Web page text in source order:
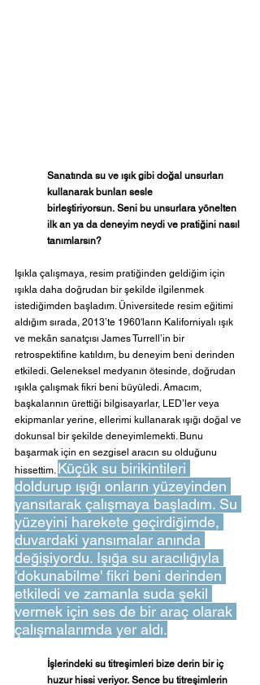
Sanatında su ve ışık gibi doğal unsurları
kullanarak bunları sesle
birleştiriyorsun. Seni bu unsurlara yönelten
ilk an ya da deneyim neydi ve pratiğini nasıl
tanımlarsın?
Işıkla çalışmaya, resim pratiğinden geldiğim için
ışıkla daha doğrudan bir şekilde ilgilenmek
istediğimden başladım. Üniversitede resim eğitimi
aldığım sırada, 2013’te 1960'ların Kaliforniyalı ışık
ve mekân sanatçısı James Turrell’in bir
retrospektifine katıldım, bu deneyim beni derinden
etkiledi. Geleneksel medyanın ötesinde, doğrudan
ışıkla çalışmak fikri beni büyüledi. Amacım,
başkalarının ürettiği bilgisayarlar, LED’ler veya
ekipmanlar yerine, ellerimi kullanarak ışığı doğal ve
dokunsal bir şekilde deneyimlemekti. Bunu
başarmak için en sezgisel aracın su olduğunu
hissettim. Küçük su birikintileri
doldurup ışığı onların yüzeyinden
yansıtarak çalışmaya başladım. Su
yüzeyini harekete geçirdiğimde,
duvardaki yansımalar anında
değişiyordu. Işığa su aracılığıyla
'dokunabilme' fikri beni derinden
etkiledi ve zamanla suda şekil
vermek için ses de bir araç olarak
çalışmalarımda yer aldı.
İşlerindeki su titreşimleri bize derin bir iç
huzur hissi veriyor. Sence bu titreşimlerin